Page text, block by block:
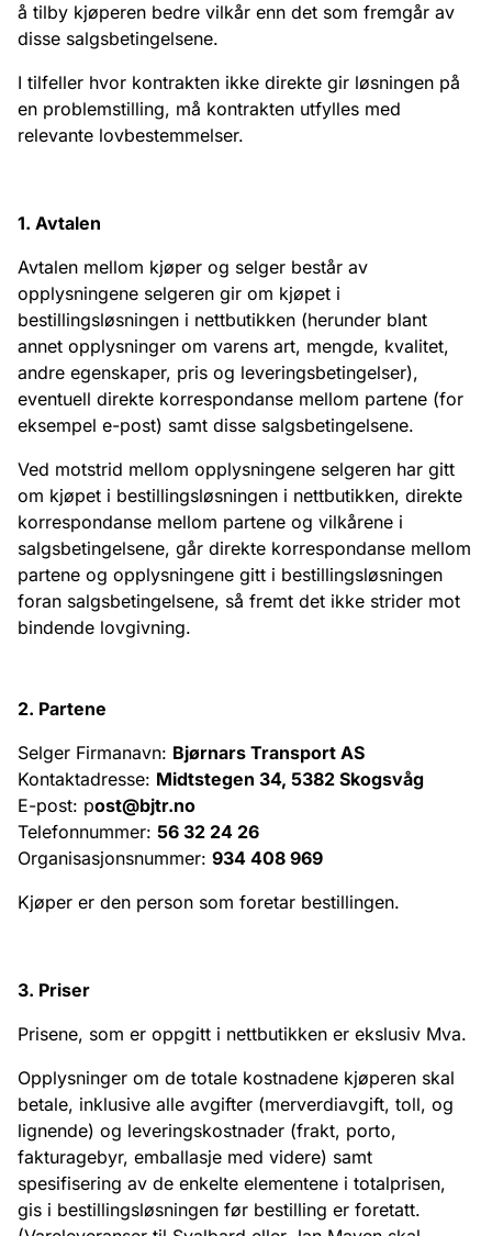
å tilby kjøperen bedre vilkår enn det som fremgår av
disse salgsbetingelsene.
I tilfeller hvor kontrakten ikke direkte gir løsningen på
en problemstilling, må kontrakten utfylles med
relevante lovbestemmelser.
1. Avtalen
Avtalen mellom kjøper og selger består av
opplysningene selgeren gir om kjøpet i
bestillingsløsningen i nettbutikken (herunder blant
annet opplysninger om varens art, mengde, kvalitet,
andre egenskaper, pris og leveringsbetingelser),
eventuell direkte korrespondanse mellom partene (for
eksempel e-post) samt disse salgsbetingelsene.
Ved motstrid mellom opplysningene selgeren har gitt
om kjøpet i bestillingsløsningen i nettbutikken, direkte
korrespondanse mellom partene og vilkårene i
salgsbetingelsene, går direkte korrespondanse mellom
partene og opplysningene gitt i bestillingsløsningen
foran salgsbetingelsene, så fremt det ikke strider mot
bindende lovgivning.
2. Partene
Selger Firmanavn: Bjørnars Transport AS
Kontaktadresse: Midtstegen 34, 5382 Skogsvåg
E-post: post@bjtr.no
Telefonnummer: 56 32 24 26
Organisasjonsnummer: 934 408 969
Kjøper er den person som foretar bestillingen.
3. Priser
Prisene, som er oppgitt i nettbutikken er ekslusiv Mva.
Opplysninger om de totale kostnadene kjøperen skal
betale, inklusive alle avgifter (merverdiavgift, toll, og
lignende) og leveringskostnader (frakt, porto,
fakturagebyr, emballasje med videre) samt
spesifisering av de enkelte elementene i totalprisen,
gis i bestillingsløsningen før bestilling er foretatt.